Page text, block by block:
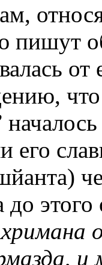
пишут
что
его
до